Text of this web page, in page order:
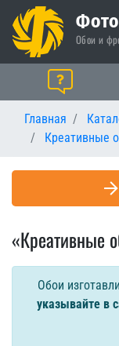
Обои и
Помощь
Главная
Креативные
«Креативные
Обои
указывайте в